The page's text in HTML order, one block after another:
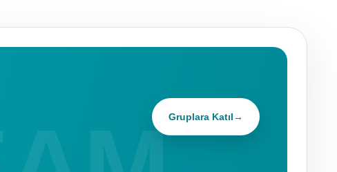
Gruplara Katıl→